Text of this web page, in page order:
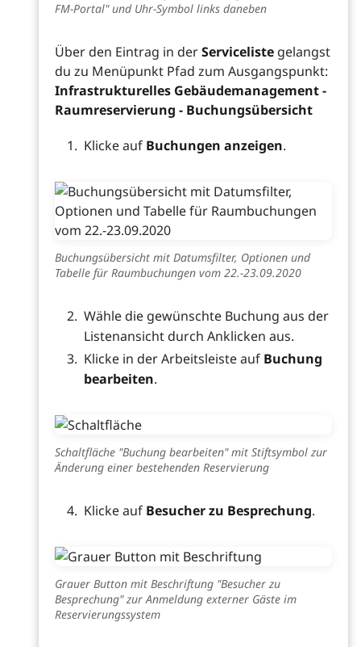
FM-Portal" und Uhr-Symbol links daneben
Über den Eintrag in derServiceliste gelangst
du zu Menüpunkt Pfad zum Ausgangspunkt:
Infrastrukturelles Gebäudemanagement -
Raumreservierung - Buchungsübersicht
Klicke auf Buchungen anzeigen.
Buchungsübersicht mit Datumsfilter, Optionen und
Tabelle für Raumbuchungen vom 22.-23.09.2020
Wähle die gewünschte Buchung aus der
Listenansicht durch Anklicken aus.
Klicke in der Arbeitsleiste auf Buchung
bearbeiten.
Schaltfläche "Buchung bearbeiten" mit Stiftsymbol zur
Änderung einer bestehenden Reservierung
Klicke auf Besucher zu Besprechung.
Grauer Button mit Beschriftung "Besucher zu
Besprechung" zur Anmeldung externer Gäste im
Reservierungssystem